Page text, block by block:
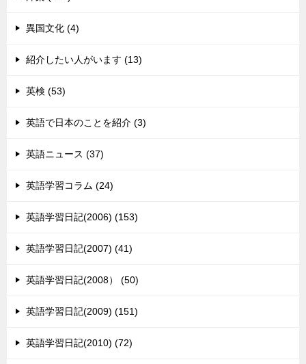
異国文化 (4)
紹介したい人がいます (13)
英検 (53)
英語で日本のことを紹介 (3)
英語ニュース (37)
英語学習コラム (24)
英語学習日記(2006) (153)
英語学習日記(2007) (41)
英語学習日記(2008） (50)
英語学習日記(2009) (151)
英語学習日記(2010) (72)